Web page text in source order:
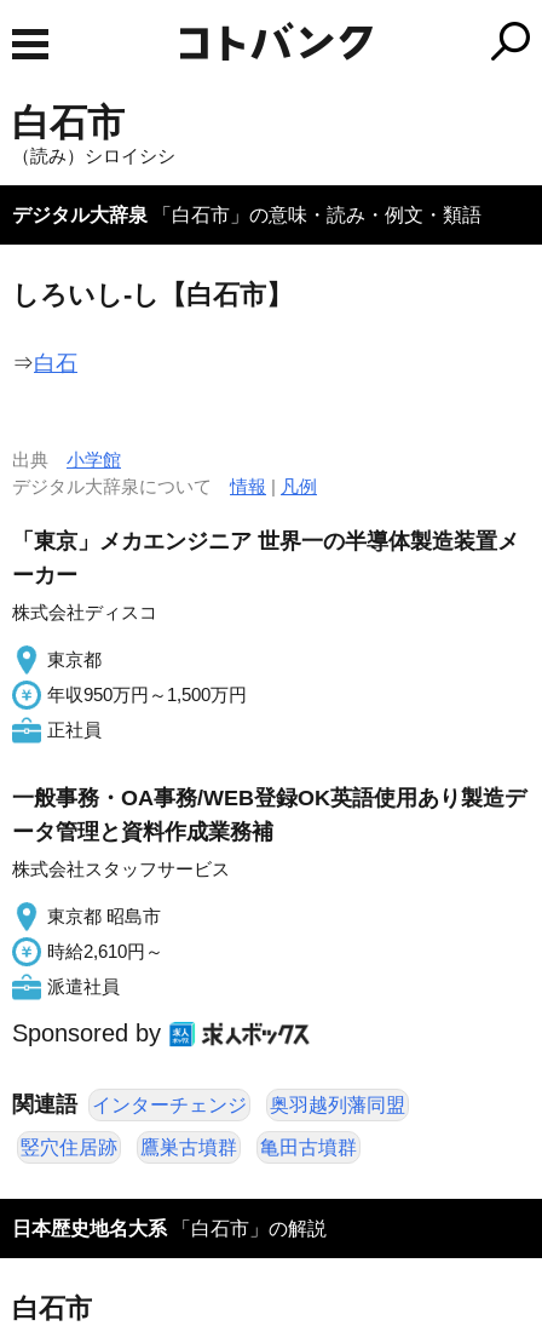
白石市
（読み）シロイシシ
デジタル大辞泉 「白石市」の意味・読み・例文・類語
しろいし‐し【白石市】
⇒白石
出典 小学館
デジタル大辞泉について情報 | 凡例
「東京」メカエンジニア 世界一の半導体製造装置メ
ーカー
株式会社ディスコ
東京都
年収950万円～1,500万円
正社員
一般事務・OA事務/WEB登録OK英語使用あり製造デ
ータ管理と資料作成業務補
株式会社スタッフサービス
東京都 昭島市
時給2,610円～
派遣社員
Sponsored by
関連語 インターチェンジ 奥羽越列藩同盟
竪穴住居跡 鷹巣古墳群 亀田古墳群
日本歴史地名大系 「白石市」の解説
白石市